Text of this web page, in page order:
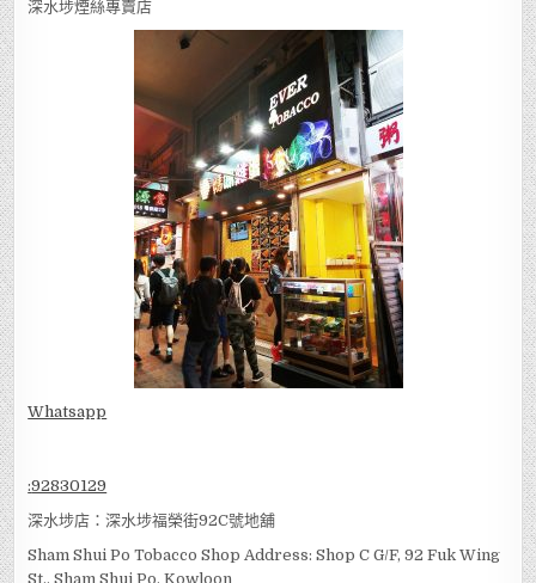
煙絲深水埗